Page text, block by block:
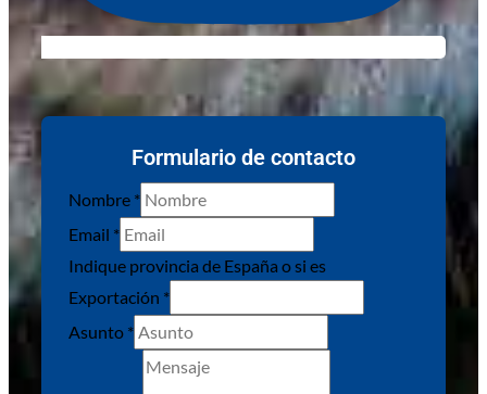
Formulario de contacto
Nombre *
Email *
Indique provincia de España o si es
Exportación *
Asunto *